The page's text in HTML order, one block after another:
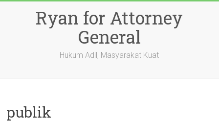
Ryan for Attorney
General
Hukum Adil, Masyarakat Kuat
publik